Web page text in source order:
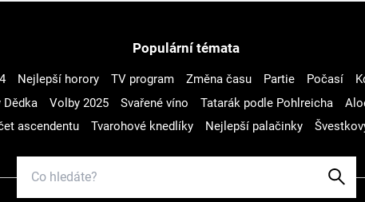
Populární témata
Nejlepší horory TV program Změna času Partie Počasí
Dědka Volby 2025 Svařené víno Tatarák podle Pohlreicha
ascendentu
Tvarohové knedlíky Nejlepší palačinky